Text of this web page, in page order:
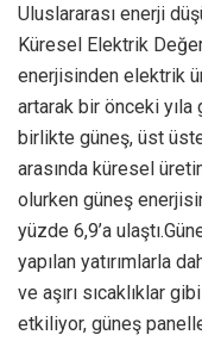
Uluslararası enerji
Küresel Elektrik
enerjisinden elektrik
artarak bir önceki
birlikte güneş, üst
arasında küresel
olurken güneş
yüzde 6,9’a
yapılan yatırımlarla
ve aşırı sıcaklıklar
etkiliyor, güneş